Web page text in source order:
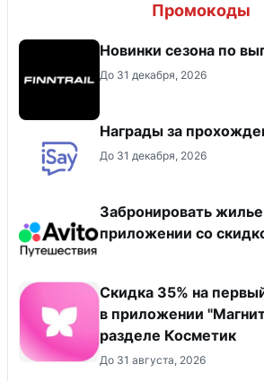
Промокоды
Новинки сезона по
До 31 декабря, 2026
Награды за
До 31 декабря, 2026
Забронировать
приложении со
​Скидка 35% на
в приложении
разделе Косметик
До 31 августа, 2026